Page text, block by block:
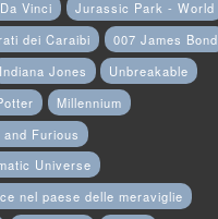
Vinci
Jurassic Park - World
dei Caraibi
007 James Bond
Indiana Jones
Unbreakable
Millennium
and Furious
Universe
nel paese delle meraviglie